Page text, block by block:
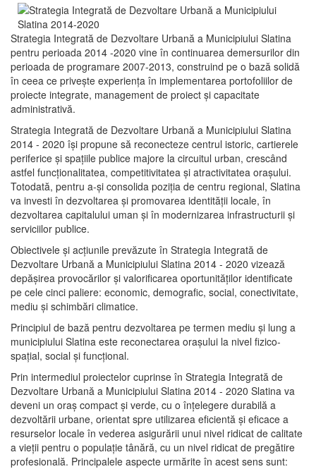
Strategia Integrată de Dezvoltare Urbană a Municipiului Slatina
pentru perioada 2014 -2020 vine în continuarea demersurilor din
perioada de programare 2007-2013, construind pe o bază solidă
în ceea ce priveşte experienţa în implementarea portofoliilor de
proiecte integrate, management de proiect și capacitate
administrativă.
Strategia Integrată de Dezvoltare Urbană a Municipiului Slatina
2014 - 2020 își propune să reconecteze centrul istoric, cartierele
periferice şi spaţiile publice majore la circuitul urban, crescând
astfel funcţionalitatea, competitivitatea şi atractivitatea oraşului.
Totodată, pentru a-şi consolida poziţia de centru regional, Slatina
va investi în dezvoltarea şi promovarea identităţii locale, în
dezvoltarea capitalului uman şi în modernizarea infrastructurii şi
serviciilor publice.
Obiectivele şi acţiunile prevăzute în Strategia Integrată de
Dezvoltare Urbană a Municipiului Slatina 2014 - 2020 vizează
depășirea provocărilor şi valorificarea oportunităţilor identificate
pe cele cinci paliere: economic, demografic, social, conectivitate,
mediu şi schimbări climatice.
Principiul de bază pentru dezvoltarea pe termen mediu şi lung a
municipiului Slatina este reconectarea oraşului la nivel fizico-
spaţial, social şi funcţional.
Prin intermediul proiectelor cuprinse în Strategia Integrată de
Dezvoltare Urbană a Municipiului Slatina 2014 - 2020 Slatina va
deveni un oraş compact şi verde, cu o înţelegere durabilă a
dezvoltării urbane, orientat spre utilizarea eficientă şi eficace a
resurselor locale în vederea asigurării unui nivel ridicat de calitate
a vieţii pentru o populaţie tânără, cu un nivel ridicat de pregătire
profesională. Principalele aspecte urmărite în acest sens sunt: